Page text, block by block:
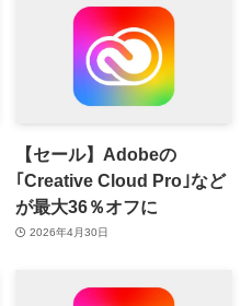
【セール】Adobeの
｢Creative Cloud Pro｣など
が最大36％オフに
2026年4月30日